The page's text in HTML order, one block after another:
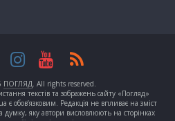
ПОГЛЯД . All rights reserved.
текстів та зображень сайту «Погляд»
обов’язковим. Редакція не впливає на зміст
думку, яку автори висловлюють на сторінках